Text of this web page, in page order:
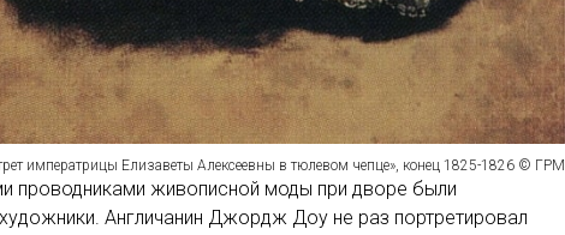
императрицы Елизаветы Алексеевны в тюлевом чепце», конец 1825-1826 © ГРМ
проводниками живописной моды при дворе были
Англичанин Джордж Доу не раз портретировал